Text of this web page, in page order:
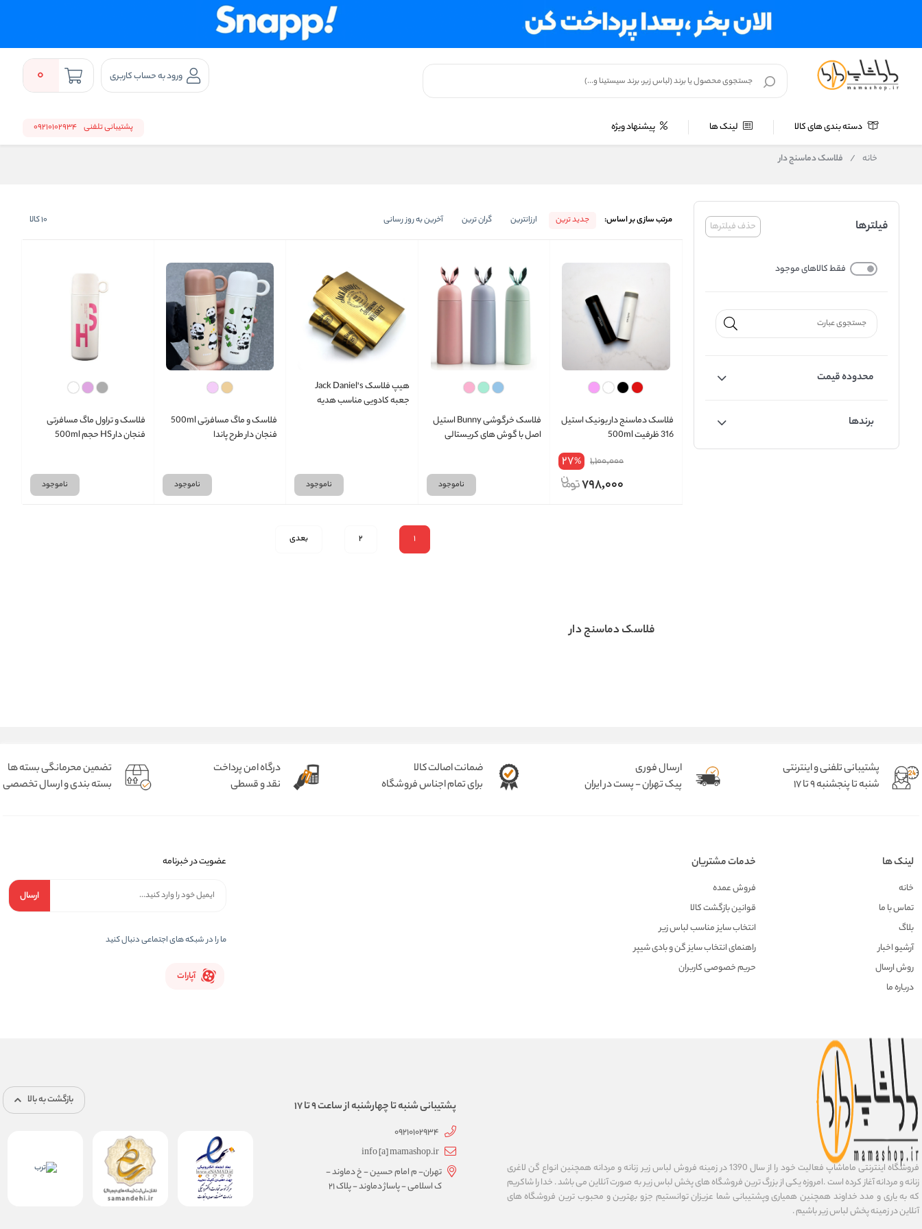
ورود به حساب کاربری 0
دسته بندی های کالا لینک ها پیشنهاد ویژه پشتیبانی تلفنی 09210102934
خانه / فلاسک دماسنج دار
حذف فیلترها فیلترها
فقط کالاهای موجود
محدوده قیمت
برندها
مرتب سازی بر اساس: جدید ترین ارزانترین گران ترین آخرین به روز رسانی 10کالا
فلاسک دماسنج دار یونیک استیل
316 ظرفیت 500ml
1,100,000
27%
798,000
فلاسک خرگوشی Bunny استیل
اصل با گوش های کریستالی
نوشیدنی های سرد بند حمل
ناموجود
هیپ فلاسک Jack Daniel's
جعبه کادویی مناسب هدیه
ناموجود
فلاسک و ماگ مسافرتی 500ml
فنجان دار طرح پاندا
ناموجود
فلاسک و تراول ماگ مسافرتی
فنجان دار HS حجم 500ml
ناموجود
1
2 بعدی
فلاسک دماسنج دار
پشتیبانی تلفنی و اینترنتی
شنبه تا پنجشنبه 9 تا 17
ارسال فوری
پیک تهران - پست در ایران
ضمانت اصالت کالا
برای تمام اجناس فروشگاه
درگاه امن پرداخت
نقد و قسطی
تضمین محرمانگی بسته ها
بسته بندی و ارسال تخصصی
لینک ها
خانه
تماس با ما
بلاگ
آرشیو اخبار
روش ارسال
درباره ما
خدمات مشتریان
فروش عمده
قوانین بازگشت کالا
انتخاب سایز مناسب لباس زیر
راهنمای انتخاب سایز گن و بادی شیپر
حریم خصوصی کاربران
عضویت در خبرنامه
ارسال
ما را در شبکه های اجتماعی دنبال کنید
آپارات
فروشگاه اینترنتی ماماشاپ فعالیت خود را از سال 1390 در زمینه فروش لباس زیر زنانه و مردانه همچنین انواع گن لاغری
زنانه و مردانه آغاز کرده است .امروزه یکی از بزرگ ترین فروشگاه های پخش لباس زیر به صورت آنلاین می باشد . خدا را شاکریم
که به یاری و مدد خداوند همچنین همیاری وپشتیبانی شما عزیزان توانستیم جزو بهترین و محبوب ترین فروشگاه های
آنلاین در زمینه پخش لباس زیر باشیم .
پشتیبانی شنبه تا چهارشنبه از ساعت 9 تا 17
09210102934
info [a] mamashop.ir
تهران- م امام حسین - خ دماوند -
ک اسلامی - پاساژ دماوند - پلاک 21
بازگشت به بالا